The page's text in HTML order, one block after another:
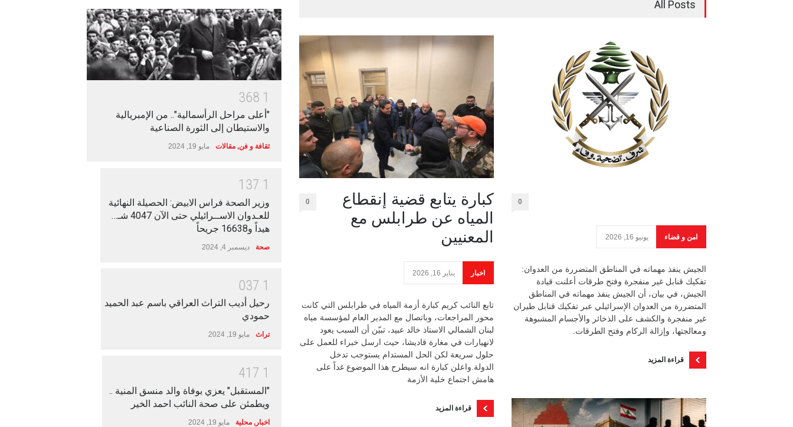
All Posts
0
امن و قضاء يونيو 16, 2026
الجيش ينفذ مهماته في المناطق المتضررة من العدوان:
تفكيك قنابل غير منفجرة وفتح طرقات أعلنت قيادة
الجيش، في بيان، أن الجيش ينفذ مهماته في المناطق
المتضررة من العدوان الإسرائيلي عبر تفكيك قنابل طيران
غير منفجرة والكشف على الذخائر والأجسام المشبوهة
ومعالجتها، وإزالة الركام وفتح الطرقات.
قراءة المزيد
كبارة يتابع قضية إنقطاع
المياه عن طرابلس مع
المعنيين
0
اخبار يناير 16, 2026
تابع النائب كريم كبارة أزمة المياه في طرابلس التي كانت
محور المراجعات، وباتصال مع المدير العام لمؤسسة مياه
لبنان الشمالي الاستاذ خالد عبيد، تبيّن أن السبب يعود
لانهيارات في مغارة قاديشا، حيث ارسل خبراء للعمل على
حلول سريعة لكن الحل المستدام يستوجب تدخل
الدولة.واعلن كبارة انه سيطرح هذا الموضوع غداً على
هامش اجتماع خلية الأزمة
قراءة المزيد
1
8
6
3
"أعلى مراحل الرأسمالية".. من الإمبريالية
والاستيطان إلى الثورة الصناعية
ثقافة و فن, مقالات مايو 19, 2024
1
7
3
1
وزير الصحة فراس الابيض: الحصيلة النهائية
للعـدوان الاســرائيلي حتى الآن 4047 شـ…
هيداً و16638 جريحاً
صحة ديسمبر 4, 2024
1
7
3
0
رحيل أديب التراث العراقي باسم عبد الحميد
حمودي
تراث مايو 19, 2024
1
7
1
4
"المستقبل" يعزي بوفاة والد منسق المنية ..
ويطمئن على صحة النائب احمد الخير
اخبار , محلية مايو 19, 2024